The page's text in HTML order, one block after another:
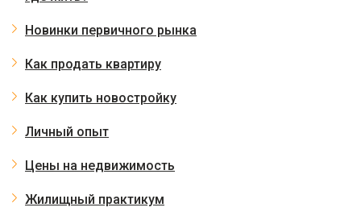
Новинки первичного рынка
Как продать квартиру
Как купить новостройку
Личный опыт
Цены на недвижимость
Жилищный практикум